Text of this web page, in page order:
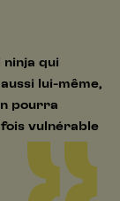
qui
lui-même,
pourra
vulnérable